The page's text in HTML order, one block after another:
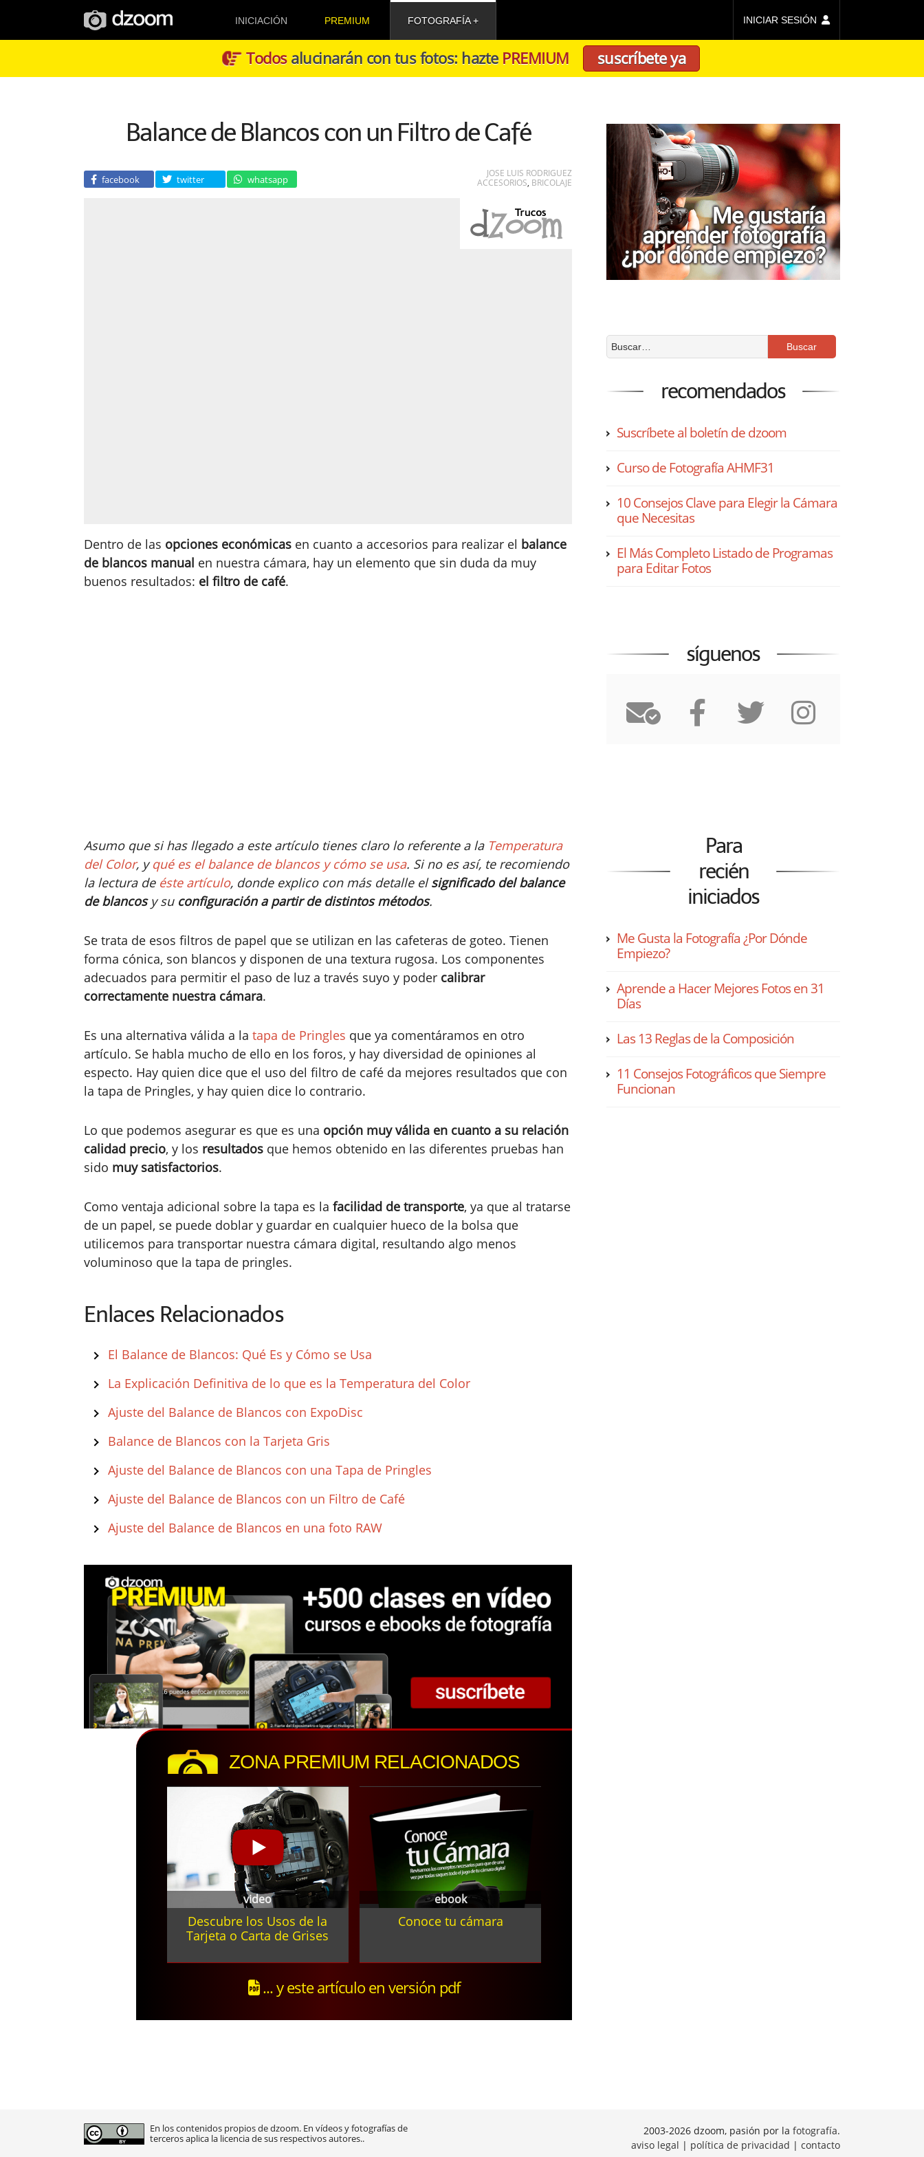
INICIACIÓN PREMIUM FOTOGRAFÍA INICIAR SESIÓN
Todosalucinarán con tus fotos: hazte PREMIUM suscríbete ya
Balance de Blancos con un Filtro de Café
facebook twitter whatsapp
JOSE LUIS RODRIGUEZ
ACCESORIOS, BRICOLAJE
Dentro de las opciones económicas en cuanto a accesorios para realizar el balance
de blancos manual en nuestra cámara, hay un elemento que sin duda da muy
buenos resultados: el filtro de café.
Asumo que si has llegado a este artículo tienes claro lo referente a la Temperatura
del Color, yqué es el balance de blancos y cómo se usa. Si no es así, te recomiendo
la lectura de éste artículo, donde explico con más detalle elsignificado del balance
de blancosy su configuración a partir de distintos métodos.
Se trata de esos filtros de papel que se utilizan en las cafeteras de goteo. Tienen
forma cónica, son blancos y disponen de una textura rugosa. Los componentes
adecuados para permitir el paso de luz a través suyo y poder calibrar
correctamente nuestra cámara.
Es una alternativa válida a la tapa de Pringles que ya comentáramos en otro
artículo. Se habla mucho de ello en los foros, y hay diversidad de opiniones al
especto. Hay quien dice que el uso del filtro de café da mejores resultados que con
la tapa de Pringles, y hay quien dice lo contrario.
Lo que podemos asegurar es que es una opción muy válida en cuanto a su relación
calidad precio, y los resultados que hemos obtenido en las diferentes pruebas han
sido muy satisfactorios.
Como ventaja adicional sobre la tapa es la facilidad de transporte, ya que al tratarse
de un papel, se puede doblar y guardar en cualquier hueco de la bolsa que
utilicemos para transportar nuestra cámara digital, resultando algo menos
voluminoso que la tapa de pringles.
Enlaces Relacionados
El Balance de Blancos: Qué Es y Cómo se Usa
La Explicación Definitiva de lo que es la Temperatura del Color
Ajuste del Balance de Blancos con ExpoDisc
Balance de Blancos con la Tarjeta Gris
Ajuste del Balance de Blancos con una Tapa de Pringles
Ajuste del Balance de Blancos con un Filtro de Café
Ajuste del Balance de Blancos en una foto RAW
ZONA PREMIUM RELACIONADOS
video
Descubre los Usos de la
Tarjeta o Carta de Grises
ebook
Conoce tu cámara
... y este artículo en versión pdf
recomendados
Suscríbete al boletín de dzoom
Curso de Fotografía AHMF31
10 Consejos Clave para Elegir la Cámara
que Necesitas
El Más Completo Listado de Programas
para Editar Fotos
síguenos
Para
recién
iniciados
Me Gusta la Fotografía ¿Por Dónde
Empiezo?
Aprende a Hacer Mejores Fotos en 31
Días
Las 13 Reglas de la Composición
11 Consejos Fotográficos que Siempre
Funcionan
En los contenidos propios de dzoom. En vídeos y fotografías de
terceros aplica la licencia de sus respectivos autores..
2003-2026 dzoom, pasión por la fotografía.
aviso legal | política de privacidad | contacto